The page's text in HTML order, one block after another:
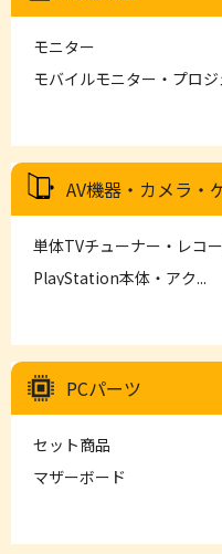
モニター
モバイルモニター・プロ
AV機器・カメラ・
単体TVチューナー・レコ
PlayStation本体・アク...
PCパーツ
セット商品
マザーボード